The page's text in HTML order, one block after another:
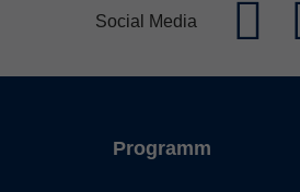
Social Media
Programm